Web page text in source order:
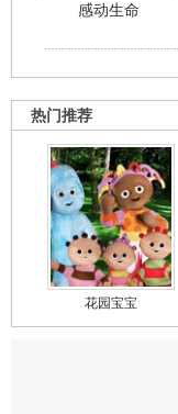
感动生命
热门推荐
花园宝宝